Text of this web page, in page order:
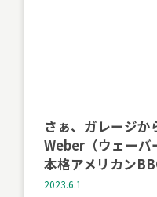
さぁ、ガレージか
Weber（ウェーバ
本格アメリカン
2023.6.1